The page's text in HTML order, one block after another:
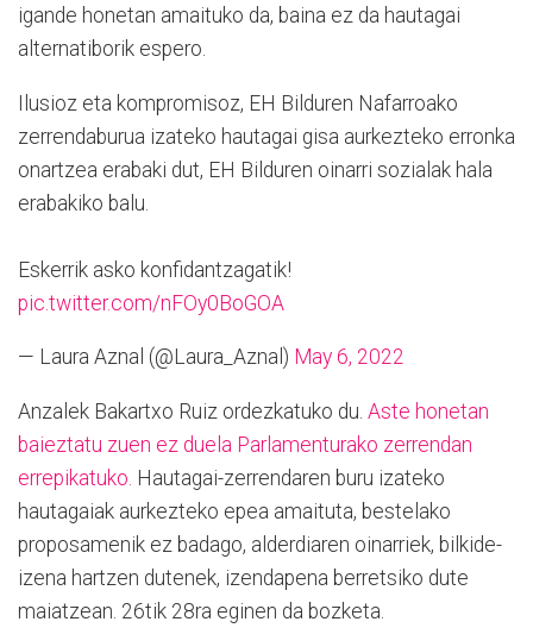
igande honetan amaituko da, baina ez da hautagai
alternatiborik espero.
Ilusioz eta kompromisoz, EH Bilduren Nafarroako
zerrendaburua izateko hautagai gisa aurkezteko erronka
onartzea erabaki dut, EH Bilduren oinarri sozialak hala
erabakiko balu.
Eskerrik asko konfidantzagatik!
pic.twitter.com/nFOy0BoGOA
— Laura Aznal (@Laura_Aznal) May 6, 2022
Anzalek Bakartxo Ruiz ordezkatuko du. Aste honetan
baieztatu zuen ez duela Parlamenturako zerrendan
errepikatuko. Hautagai-zerrendaren buru izateko
hautagaiak aurkezteko epea amaituta, bestelako
proposamenik ez badago, alderdiaren oinarriek, bilkide-
izena hartzen dutenek, izendapena berretsiko dute
maiatzean. 26tik 28ra eginen da bozketa.